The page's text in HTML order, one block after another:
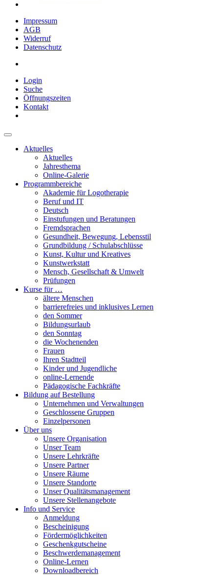
Impressum
AGB
Widerruf
Datenschutz
Login
Suche
Öffnungszeiten
Kontakt
Aktuelles
Aktuelles
Jahresthema
Online-Galerie
Programmbereiche
Akademie für Logotherapie
Beruf und IT
Deutsch
Einstufungen und Beratungen
Fremdsprachen
Gesundheit, Bewegung, Lebensstil
Grundbildung / Schulabschlüsse
Kunst, Kultur und Kreatives
Kunstwerkstatt
Mensch, Gesellschaft & Umwelt
Prüfungen
Kurse für …
ältere Menschen
barrierefreies und inklusives Lernen
den Sommer
Bildungsurlaub
den Sonntag
die Wochenenden
Frauen
Ihren Stadtteil
Kinder und Jugendliche
online-Lernende
Pädagogische Fachkräfte
Bildung auf Bestellung
Unternehmen und Verwaltungen
Geschlossene Gruppen
Einzelpersonen
Über uns
Unsere Organisation
Unser Team
Unsere Lehrkräfte
Unsere Partner
Unsere Räume
Unsere Standorte
Unser Qualitätsmanagement
Unsere Stellenangebote
Info und Service
Anmeldung
Bescheinigung
Fördermöglichkeiten
Geschenkgutscheine
Beschwerdemanagement
Online-Lernen
Downloadbereich